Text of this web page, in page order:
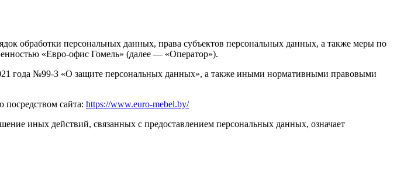
обработки персональных данных, права субъектов персональных данных, а также меры по
«Евро-офис Гомель» (далее — «Оператор»).
года №99-З «О защите персональных данных», а также иными нормативными правовыми
сайта: https://www.euro-mebel.by/
иных действий, связанных с предоставлением персональных данных, означает